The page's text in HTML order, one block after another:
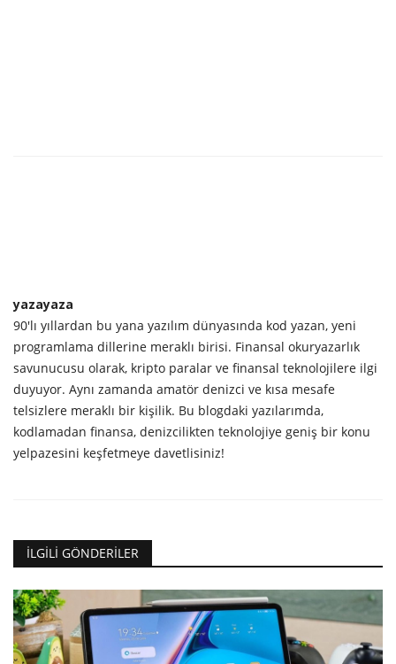
yazayaza
90'lı yıllardan bu yana yazılım dünyasında kod yazan, yeni
programlama dillerine meraklı birisi. Finansal okuryazarlık
savunucusu olarak, kripto paralar ve finansal teknolojilere ilgi
duyuyor. Aynı zamanda amatör denizci ve kısa mesafe
telsizlere meraklı bir kişilik. Bu blogdaki yazılarımda,
kodlamadan finansa, denizcilikten teknolojiye geniş bir konu
yelpazesini keşfetmeye davetlisiniz!
İLGILI GÖNDERILER